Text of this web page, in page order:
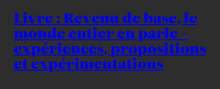
Livre : Revenu de base, le
monde entier en parle –
expériences, propositions
et expérimentations